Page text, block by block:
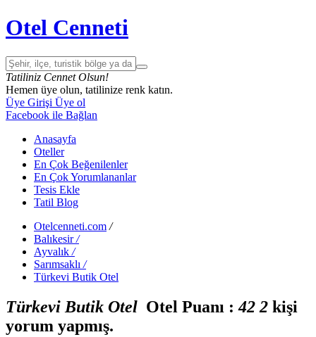
Otel Cenneti
Tatiliniz Cennet Olsun!
Hemen üye olun, tatilinize renk katın.
Üye Girişi Üye ol
Facebook ile Bağlan
Anasayfa
Oteller
En Çok Beğenilenler
En Çok Yorumlananlar
Tesis Ekle
Tatil Blog
Otelcenneti.com /
Balıkesir /
Ayvalık /
Sarımsaklı /
Türkevi Butik Otel
Türkevi Butik Otel Otel Puanı :42 2 kişi
yorum yapmış.